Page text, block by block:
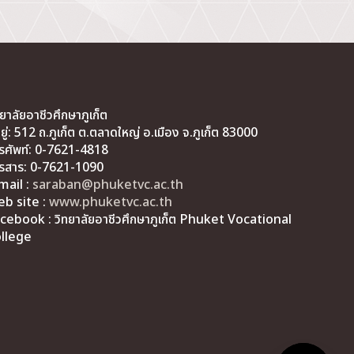
าลัยอาชีวศึกษาภูเก็ต
: 512 ถ.ภูเก็ต ต.ตลาดใหญ่ อ.เมือง จ.ภูเก็ต 83000
ศัพท์: 0-7621-4818
สาร: 0-7621-1090
: saraban@phuketvc.ac.th
site :www.phuketvc.ac.th
: วิทยาลัยอาชีวศึกษาภูเก็ต Phuket Vocational